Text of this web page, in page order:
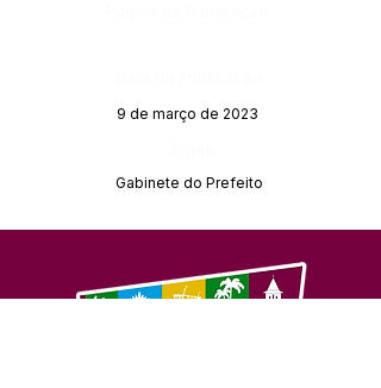
9 de março de 2023
Gabinete do Prefeito